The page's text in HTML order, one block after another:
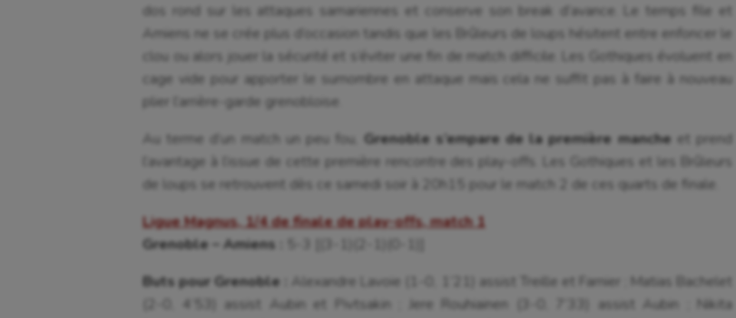
dos rond sur les attaques samariennes et conserve son break d’avance. Le temps file et
Amiens ne se crée plus d’occasion tandis que les Brûleurs de loups hésitent entre enfoncer le
clou ou alors jouer la sécurité et s’éviter une fin de match difficile. Les Gothiques évoluent en
cage vide pour apporter le surnombre en attaque mais cela ne suffit pas à faire à nouveau
plier l’arrière-garde grenobloise.
Au terme d’un match un peu fou, Grenoble s’empare de la première manche et prend
l’avantage à l’issue de cette première rencontre des play-offs. Les Gothiques et les Brûleurs
de loups se retrouvent dès ce samedi soir à 20h15 pour le match 2 de ces quarts de finale.
Ligue Magnus, 1/4 de finale de play-offs, match 1
Grenoble – Amiens :
Buts pour Grenoble :
Alexandre Lavoie (1-0, 1’21) assist Treille et Farnier ; Matias Bachelet
(2-0, 4’53) assist Aubin et Pivtsakin ; Jere Rouhiainen (3-0, 7’33) assist Aubin ; Nikita